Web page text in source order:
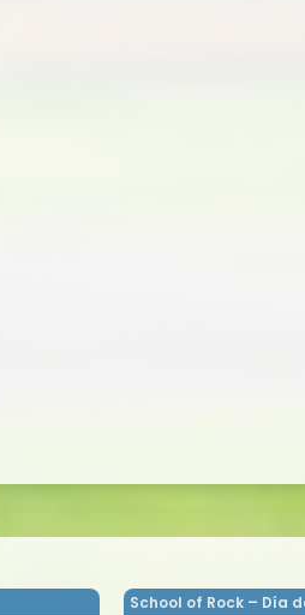
School of Rock – Día